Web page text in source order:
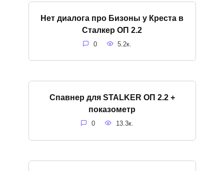
Нет диалога про Бизоны у Креста в
Сталкер ОП 2.2
0 5.2к.
Спавнер для STALKER ОП 2.2 +
показометр
0 13.3к.